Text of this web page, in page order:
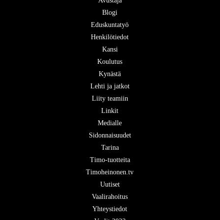
Blogi
Eduskuntatyö
Henkilötiedot
Kansi
Koulutus
Kynästä
Lehti ja jatkot
Liity teamiin
Linkit
Medialle
Sidonnaisuudet
Tarina
Timo-tuotteita
Timoheinonen.tv
Uutiset
Vaalirahoitus
Yhteystiedot